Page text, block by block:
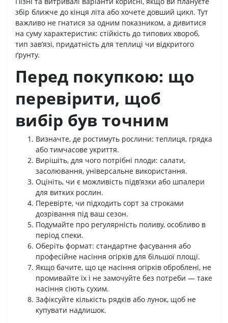
збір ближче до кінця літа або хочете довший цикл. Тут
важливо не гнатися за одним показником, а дивитися
на суму характеристик: стійкість до типових хвороб,
тип зав’язі, придатність для теплиці чи відкритого
ґрунту.
Перед покупкою: що
перевірити, щоб
вибір був точним
Визначте, де ростимуть рослини: теплиця, грядка
або тимчасове укриття.
Вирішіть, для чого потрібні плоди: салати,
засолювання, універсальне використання.
Оцініть, чи є можливість підв’язки або шпалери
для витких рослин.
Перевірте, чи підходить сорт за строками
дозрівання під ваш сезон.
Подумайте про регулярність поливу, особливо в
період спеки.
Оберіть формат: стандартне фасування або
професійне насіння огірків для більшої площі.
Якщо бачите, що це насіння огірків оброблені, не
промивайте їх і не замочуйте без потреби — таке
насіння сіють сухим.
Зафіксуйте кількість рядків або лунок, щоб не
купувати надлишок.